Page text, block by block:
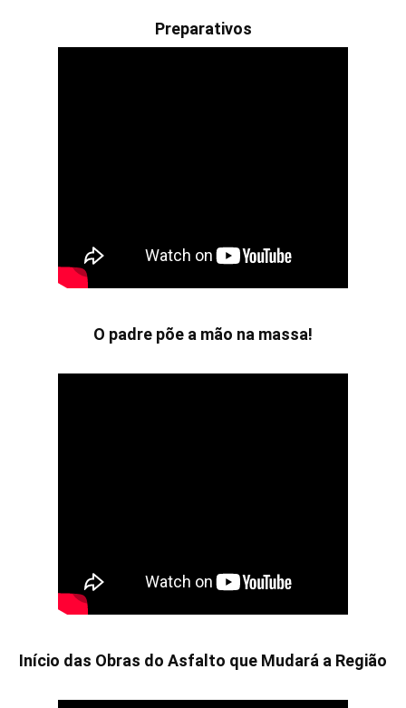
Preparativos
O padre põe a mão na massa!
Início das Obras do Asfalto que Mudará a Região